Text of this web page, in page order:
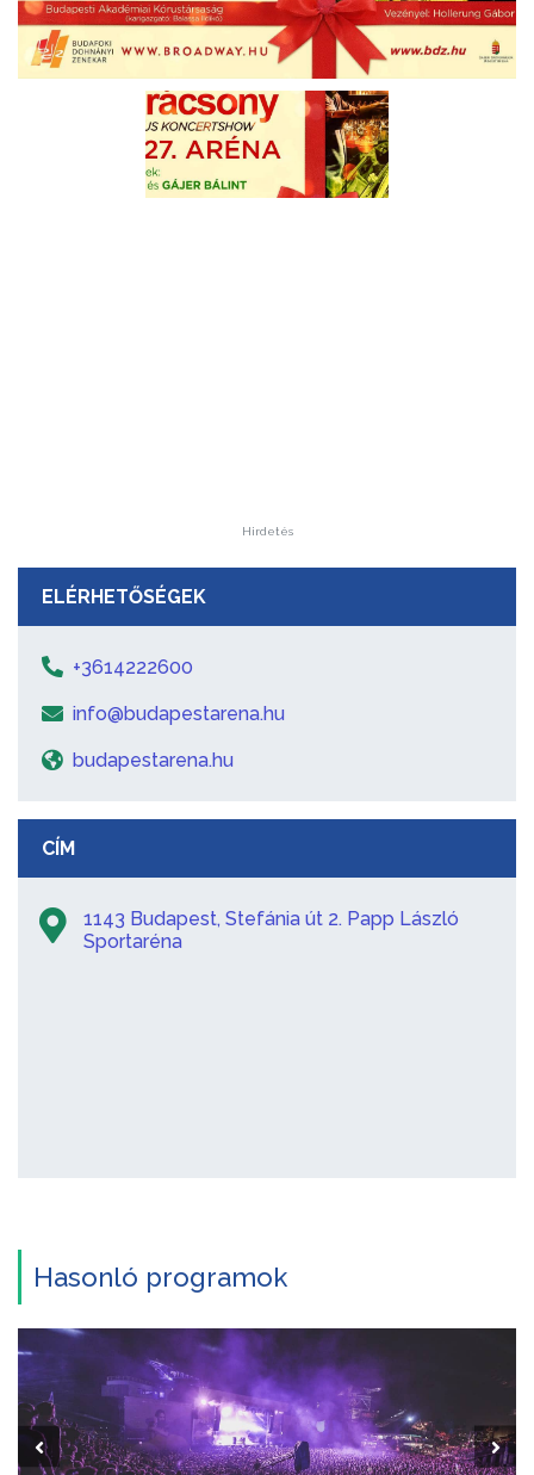
Hirdetés
ELÉRHETŐSÉGEK
+3614222600
info@budapestarena.hu
budapestarena.hu
CÍM
1143 Budapest, Stefánia út 2. Papp László
Sportaréna
Hasonló programok